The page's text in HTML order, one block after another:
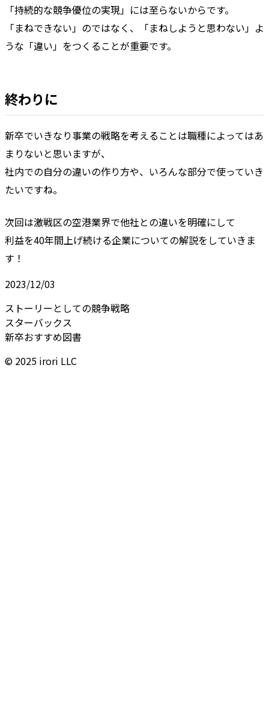
「持続的な競争優位の実現」には至らないからです。
「まねできない」のではなく、「まねしようと思わない」よ
うな「違い」をつくることが重要です。
終わりに
新卒でいきなり事業の戦略を考えることは職種によってはあ
まりないと思いますが、
社内での自分の違いの作り方や、いろんな部分で使っていき
たいですね。
次回は激戦区の空港業界で他社との違いを明確にして
利益を40年間上げ続ける企業についての解説をしていきま
す！
2023/12/03
ストーリーとしての競争戦略
スターバックス
新卒おすすめ図書
© 2025 irori LLC